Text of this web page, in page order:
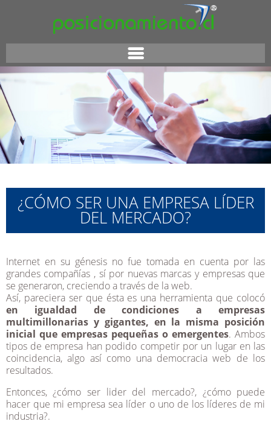
¿CÓMO SER UNA EMPRESA LÍDER
DEL MERCADO?
Internet en su génesis no fue tomada en cuenta por las
grandes compañías , sí por nuevas marcas y empresas que
se generaron, creciendo a través de la web.
Así, pareciera ser que ésta es una herramienta que colocó
en igualdad de condiciones a empresas
multimillonarias y gigantes, en la misma posición
inicial que empresas pequeñas o emergentes. Ambos
tipos de empresa han podido competir por un lugar en las
coincidencia, algo así como una democracia web de los
resultados.
Entonces, ¿cómo ser lider del mercado?, ¿cómo puede
hacer que mi empresa sea líder o uno de los líderes de mi
industria?.